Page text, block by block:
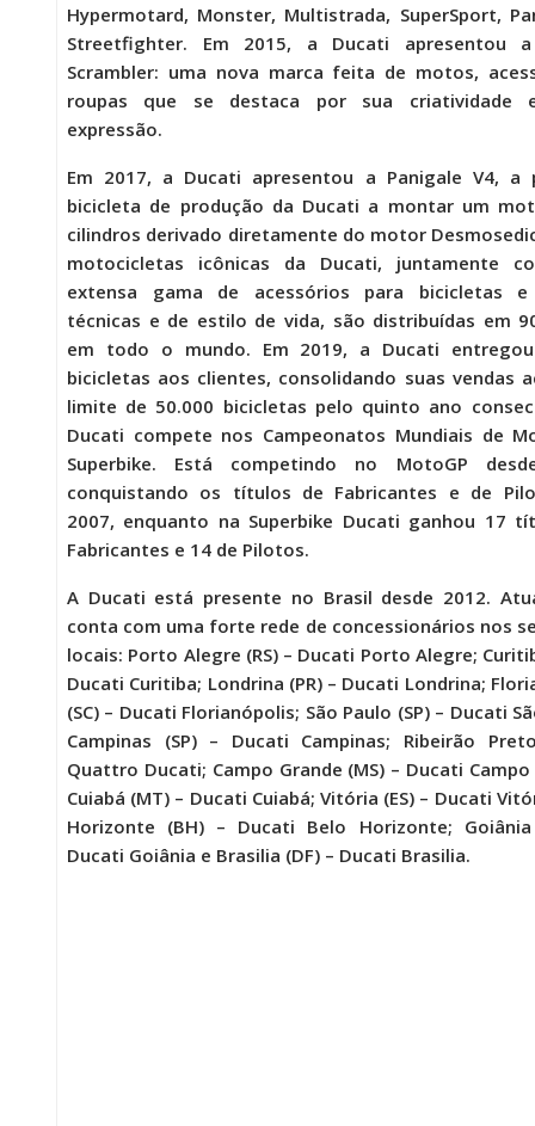
Hypermotard, Monster, Multistrada, SuperSport,
Streetfighter. Em 2015, a Ducati apresentou
Scrambler: uma nova marca feita de motos,
roupas que se destaca por sua criatividade
expressão.
Em 2017, a Ducati apresentou a Panigale V4, a
bicicleta de produção da Ducati a montar um
cilindros derivado diretamente do motor
motocicletas icônicas da Ducati, juntamente
extensa gama de acessórios para bicicletas e
técnicas e de estilo de vida, são distribuídas em
em todo o mundo. Em 2019, a Ducati
bicicletas aos clientes, consolidando suas vendas
limite de 50.000 bicicletas pelo quinto ano
Ducati compete nos Campeonatos Mundiais de
Superbike. Está competindo no MotoGP
conquistando os títulos de Fabricantes e de
2007, enquanto na Superbike Ducati ganhou 17
Fabricantes e 14 de Pilotos.
A Ducati está presente no Brasil desde 2012.
conta com uma forte rede de concessionários nos
locais: Porto Alegre (RS) – Ducati Porto Alegre;
Ducati Curitiba; Londrina (PR) – Ducati Londrina;
(SC) – Ducati Florianópolis; São Paulo (SP) – Ducati
Campinas (SP) – Ducati Campinas; Ribeirão
Quattro Ducati; Campo Grande (MS) – Ducati Campo
Cuiabá (MT) – Ducati Cuiabá; Vitória (ES) – Ducati
Horizonte (BH) – Ducati Belo Horizonte;
Ducati Goiânia e Brasilia (DF) – Ducati Brasilia.